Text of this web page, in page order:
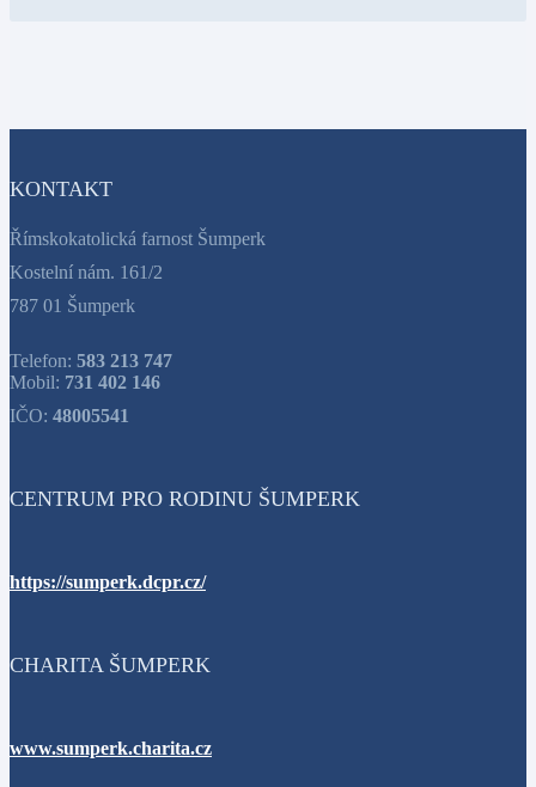
KONTAKT
Římskokatolická farnost Šumperk
Kostelní nám. 161/2
787 01 Šumperk
Telefon: 583 213 747
Mobil: 731 402 146
IČO: 48005541
CENTRUM PRO RODINU ŠUMPERK
https://sumperk.dcpr.cz/
CHARITA ŠUMPERK
www.sumperk.charita.cz